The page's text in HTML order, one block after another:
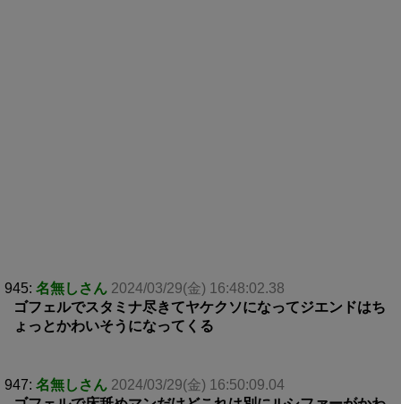
945: 名無しさん 2024/03/29(金) 16:48:02.38
ゴフェルでスタミナ尽きてヤケクソになってジエンドはち
ょっとかわいそうになってくる
947: 名無しさん 2024/03/29(金) 16:50:09.04